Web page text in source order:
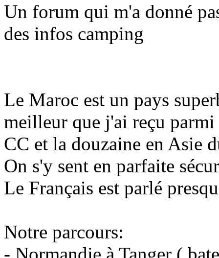
Un forum qui m'a donné
des infos camping
Le Maroc est un pays
meilleur que j'ai reçu
CC et la douzaine en Asie
On s'y sent en parfaite
Le Français est parlé
Notre parcours:
- Normandie à Tanger (